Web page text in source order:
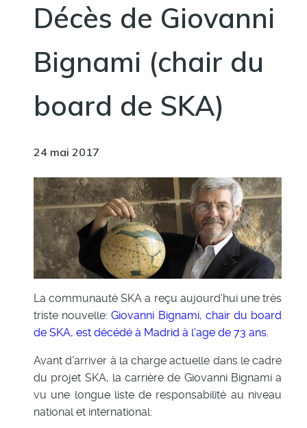
Décès de Giovanni
Bignami (chair du
board de SKA)
24 mai 2017
La communauté SKA a reçu aujourd'hui une très
triste nouvelle:Giovanni Bignami, chair du board
de SKA, est décédé à Madrid à l'age de 73 ans.
Avant d'arriver à la charge actuelle dans le cadre
du projet SKA, la carrière de Giovanni Bignami a
vu une longue liste de responsabilité au niveau
national et international: